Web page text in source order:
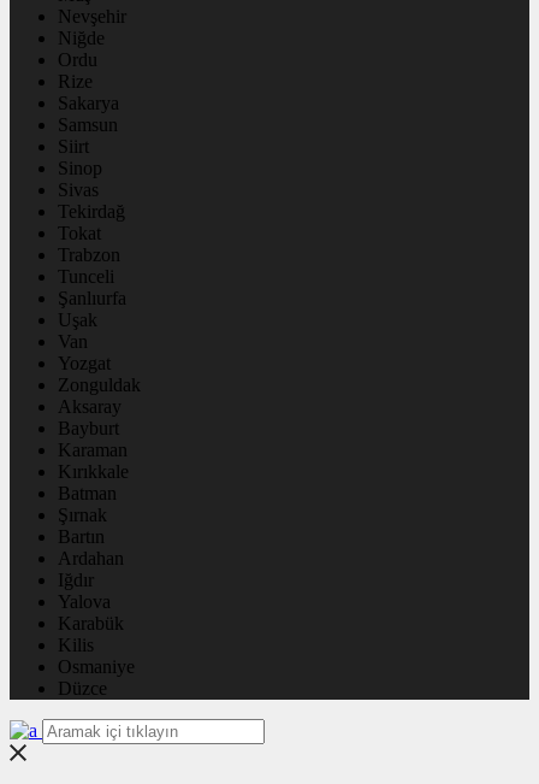
Nevşehir
Niğde
Ordu
Rize
Sakarya
Samsun
Siirt
Sinop
Sivas
Tekirdağ
Tokat
Trabzon
Tunceli
Şanlıurfa
Uşak
Van
Yozgat
Zonguldak
Aksaray
Bayburt
Karaman
Kırıkkale
Batman
Şırnak
Bartın
Ardahan
Iğdır
Yalova
Karabük
Kilis
Osmaniye
Düzce